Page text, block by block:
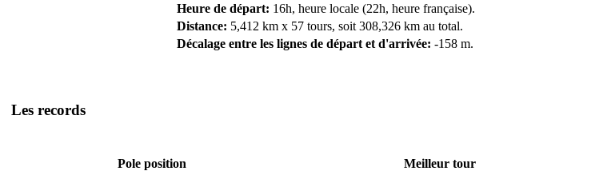
Heure de départ: 16h, heure locale (22h, heure française).
Distance: 5,412 km x 57 tours, soit 308,326 km au total.
Décalage entre les lignes de départ et d'arrivée: -158 m.
Les records
Pole position Meilleur tour